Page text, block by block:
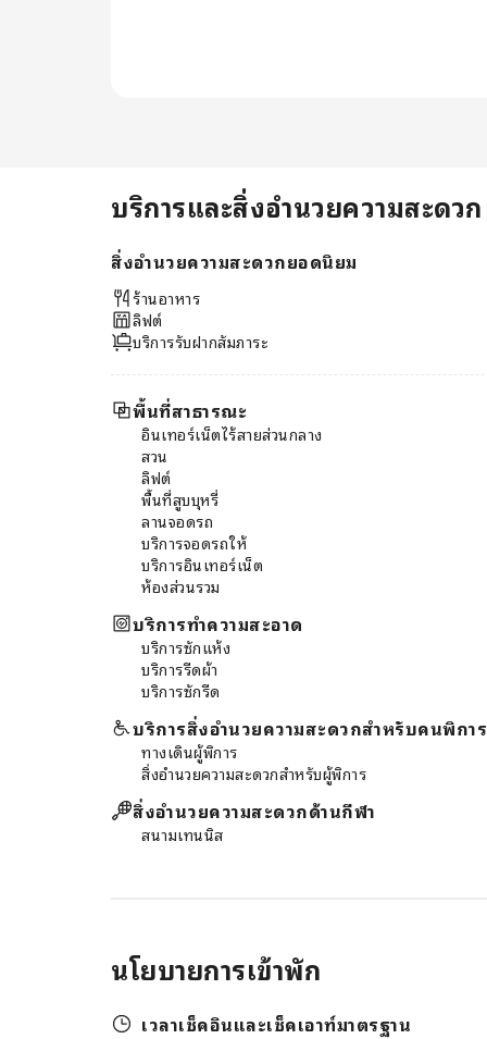
นั่งเล่นแยกเป็นสัดส่วน หรือแม้แต่
ระเบียงหรือเฉลียงเพื่อความบันเทิง
บริการวิดีโอสตรีมมิ่ง หนังสือพิมพ์ราย
ที่พักมีบริการเครื่องดื่มในห้องพัก
ห้องน้ำของห้องพักบางห้องมีสิ่ง
อำนวยความสะดวกที่จำเป็นเพื่อให้
มั่นใจว่าผู้เข้าพักจะได้รับความสะดวก
ด้วยความรื่นรมย์กับอาหารเช้าฟรีแสน
อร่อยที่ให้บริการอย่างต่อเนื่องที่
Hotel Ristorante Donato S.R.L.
เริ่มต้นเช้าวันหยุดของคุณด้วยกาแฟ
แก้วโปรด ซึ่งมีให้บริการทุกวันที่ร้าน
กาแฟในที่พักที่พักมีอาหารเลิศรส
หลากหลายรายการเพื่อให้บริการตัว
เลือกที่น่าดึงดูดและพร้อมให้บริการ
อยู่เสมอเพลิดเพลินกับค่ำคืนแห่ง
แหล่งบันเทิงของที่พัก พบกับกิจกรรม
ความบันเทิงได้ที่ Hotel
Ristorante Donato S.R.L. ตลอด
ทั้งวันผ่อนคลายอย่างง่ายดายใน
แต่ละวันด้วยการใช้บริการสปาซึ่งตั้ง
อยู่ภายในที่พัก
บริการและสิ่งอำนวยความสะดวก
สิ่งอำนวยความสะดวกยอดนิยม
ร้านอาหาร
ลิฟต์
บริการรับฝากสัมภาระ
พื้นที่สาธารณะ
อินเทอร์เน็ตไร้สายส่วนกลาง
สวน
ลิฟต์
พื้นที่สูบบุหรี่
ลานจอดรถ
บริการจอดรถให้
บริการอินเทอร์เน็ต
ห้องส่วนรวม
บริการทำความสะอาด
บริการซักแห้ง
บริการรีดผ้า
บริการซักรีด
บริการสิ่งอำนวยความสะดวกสำหรับคนพิการ
ทางเดินผู้พิการ
สิ่งอำนวยความสะดวกสำหรับผู้พิการ
สิ่งอำนวยความสะดวกด้านกีฬา
สนามเทนนิส
นโยบายการเข้าพัก
เวลาเช็คอินและเช็คเอาท์มาตรฐาน